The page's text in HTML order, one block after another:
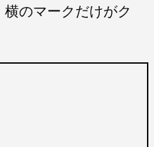
のマークだけがク